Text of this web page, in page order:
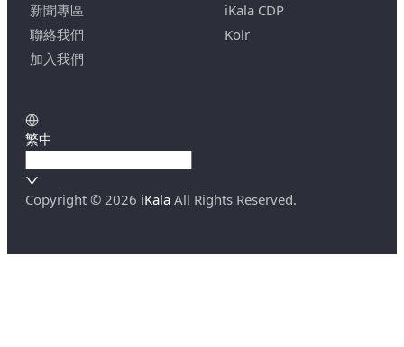
新聞專區
聯絡我們
加入我們
iKala CDP
Kolr
繁中
Copyright © 2026 iKala All Rights Reserved.